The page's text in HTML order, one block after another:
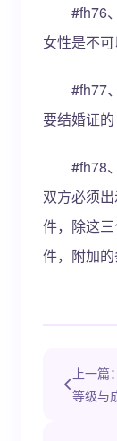
#fh76、
女性是不
#fh77、
要结婚证的
#fh78、
双方必须
件，除这
件，附加的
上一
等级与